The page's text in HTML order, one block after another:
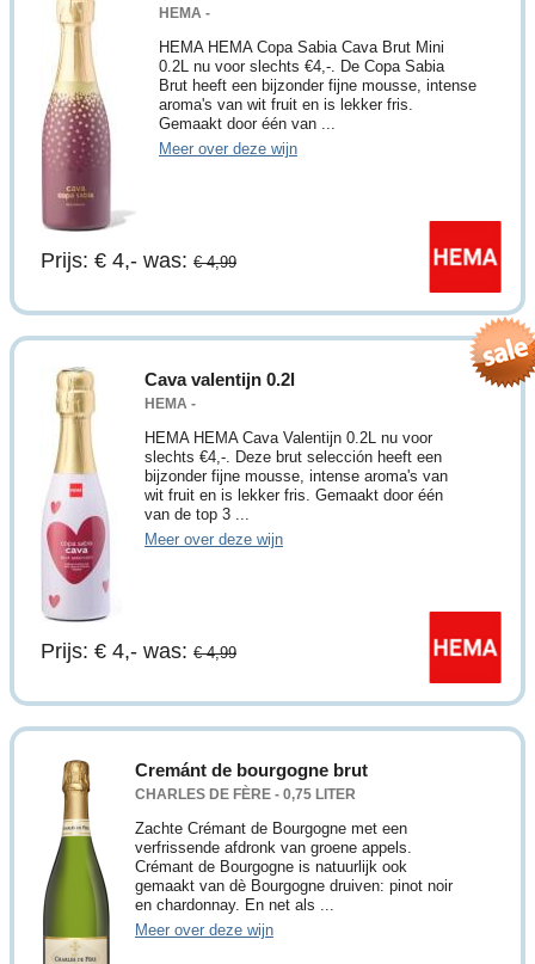
HEMA -
HEMA HEMA Copa Sabia Cava Brut Mini
0.2L nu voor slechts €4,-. De Copa Sabia
Brut heeft een bijzonder fijne mousse, intense
aroma's van wit fruit en is lekker fris.
Gemaakt door één van ...
Meer over deze wijn
Prijs: € 4,- was: € 4,99
Cava valentijn 0.2l
HEMA -
HEMA HEMA Cava Valentijn 0.2L nu voor
slechts €4,-. Deze brut selección heeft een
bijzonder fijne mousse, intense aroma's van
wit fruit en is lekker fris. Gemaakt door één
van de top 3 ...
Meer over deze wijn
Prijs: € 4,- was: € 4,99
Cremánt de bourgogne brut
CHARLES DE FÈRE - 0,75 LITER
Zachte Crémant de Bourgogne met een
verfrissende afdronk van groene appels.
Crémant de Bourgogne is natuurlijk ook
gemaakt van dè Bourgogne druiven: pinot noir
en chardonnay. En net als ...
Meer over deze wijn